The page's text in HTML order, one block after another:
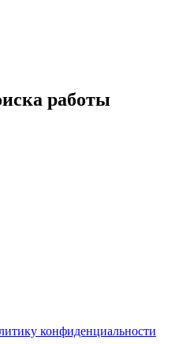
работы
конфиденциальности